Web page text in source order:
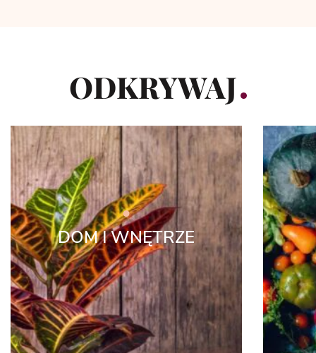
ODKRYWAJ
DOM I WNĘTRZE